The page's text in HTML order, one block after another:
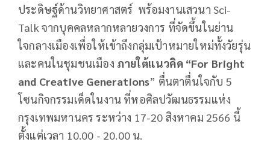
ประดิษฐ์ด้านวิทยาศาสตร์ พร้อมงานเสวนา Sci-
Talk จากบุคคลหลากหลายวงการ ที่จัดขึ้นในย่าน
ใจกลางเมืองเพื่อให้เข้าถึงกลุ่มเป้าหมายใหม่ทั้งวัยรุ่น
และคนในชุมชนเมือง ภายใต้แนวคิด “For Bright
and Creative Generations” ตื่นตาตื่นใจกับ 5
โซนกิจกรรมเด็ดในงาน ที่หอศิลปวัฒนธรรมแห่ง
กรุงเทพมหานคร ระหว่าง 17-20 สิงหาคม 2566 นี้
ตั้งแต่เวลา 10.00 - 20.00 น.